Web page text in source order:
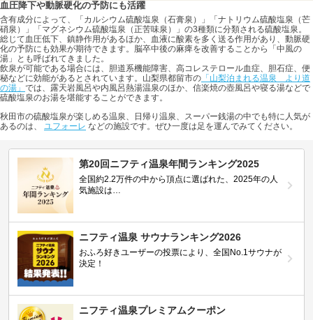
血圧降下や動脈硬化の予防にも活躍
含有成分によって、「カルシウム硫酸塩泉（石膏泉）」「ナトリウム硫酸塩泉（芒
硝泉）」「マグネシウム硫酸塩泉（正苦味泉）」の3種類に分類される硫酸塩泉。
総じて血圧低下、鎮静作用があるほか、血液に酸素を多く送る作用があり、動脈硬
化の予防にも効果が期待できます。脳卒中後の麻痺を改善することから「中風の
湯」とも呼ばれてきました。
飲泉が可能である場合には、胆道系機能障害、高コレステロール血症、胆石症、便
秘などに効能があるとされています。山梨県都留市の 「山梨泊まれる温泉 より道
の湯」 では、露天岩風呂や内風呂熱湯温泉のほか、信楽焼の壺風呂や寝る湯などで
硫酸塩泉のお湯を堪能することができます。
秋田市の硫酸塩泉が楽しめる温泉、日帰り温泉、スーパー銭湯の中でも特に人気が
あるのは、 ユフォーレ などの施設です。ぜひ一度は足を運んでみてください。
第20回ニフティ温泉年間ランキング2025
全国約2.2万件の中から頂点に選ばれた、2025年の人
気施設は…
ニフティ温泉 サウナランキング2026
おふろ好きユーザーの投票により、全国No.1サウナが
決定！
ニフティ温泉プレミアムクーポン